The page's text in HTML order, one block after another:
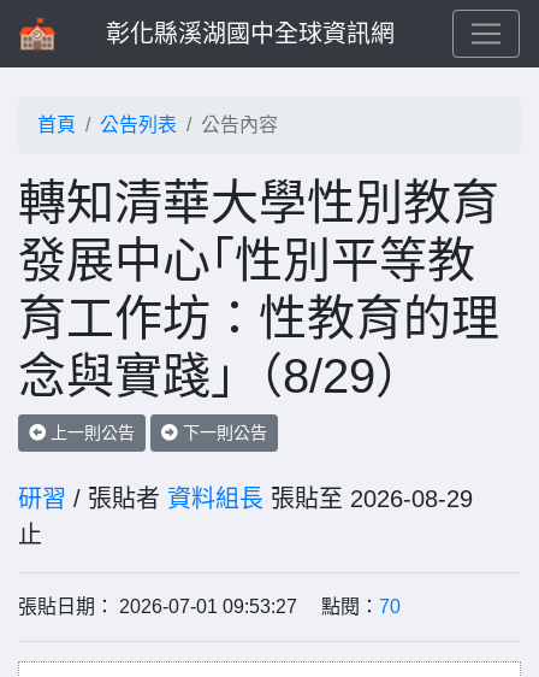
彰化縣溪湖國中全球資訊網
首頁 公告列表 公告內容
轉知清華大學性別教育
發展中心｢性別平等教
育工作坊：性教育的理
念與實踐｣（8/29）
上一則公告 下一則公告
研習 / 張貼者 資料組長 張貼至 2026-08-29
止
張貼日期： 2026-07-01 09:53:27 點閱： 70